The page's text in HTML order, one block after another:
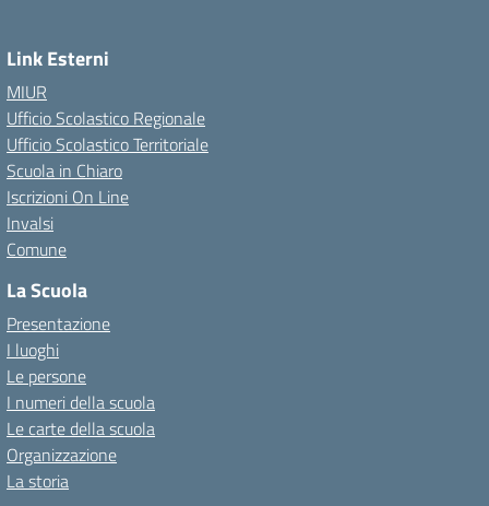
Link Esterni
MIUR
Ufficio Scolastico Regionale
Ufficio Scolastico Territoriale
Scuola in Chiaro
Iscrizioni On Line
Invalsi
Comune
La Scuola
Presentazione
I luoghi
Le persone
I numeri della scuola
Le carte della scuola
Organizzazione
La storia